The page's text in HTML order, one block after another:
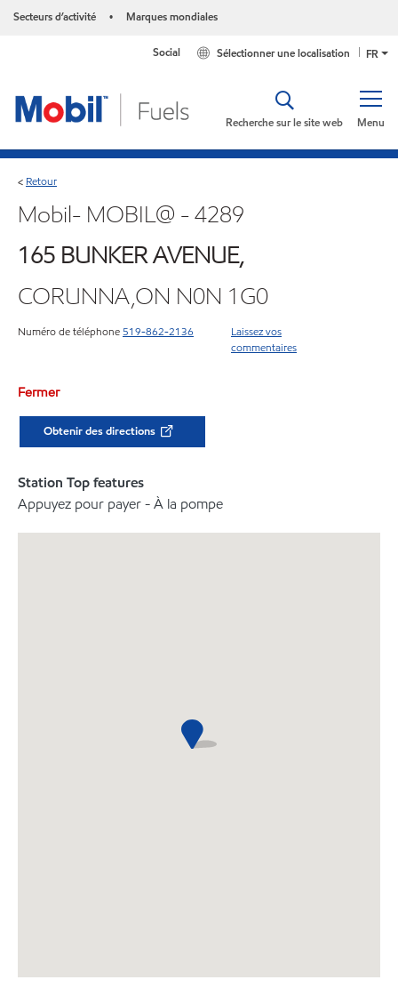
Secteurs d’activité • Marques mondiales
FR
Sélectionner une localisation
Social
Menu
Recherche sur le site web
< Retour
Mobil- MOBIL@ - 4289
165 BUNKER AVENUE,
CORUNNA,ON N0N 1G0
Numéro de téléphone519-862-2136
Laissez vos
commentaires
Fermer
Obtenir des directions
Station Top features
Appuyez pour payer - À la pompe